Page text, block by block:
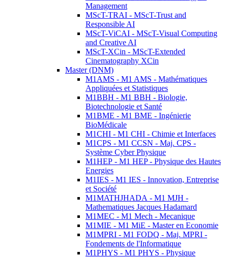
Management
MScT-TRAI - MScT-Trust and
Responsible AI
MScT-ViCAI - MScT-Visual Computing
and Creative AI
MScT-XCin - MScT-Extended
Cinematography XCin
Master (DNM)
M1AMS - M1 AMS - Mathématiques
Appliquées et Statistiques
M1BBH - M1 BBH - Biologie,
Biotechnologie et Santé
M1BME - M1 BME - Ingénierie
BioMédicale
M1CHI - M1 CHI - Chimie et Interfaces
M1CPS - M1 CCSN - Maj. CPS -
Système Cyber Physique
M1HEP - M1 HEP - Physique des Hautes
Energies
M1IES - M1 IES - Innovation, Entreprise
et Société
M1MATHJHADA - M1 MJH -
Mathematiques Jacques Hadamard
M1MEC - M1 Mech - Mecanique
M1MIE - M1 MiE - Master en Economie
M1MPRI - M1 FODQ - Maj. MPRI -
Fondements de l'Informatique
M1PHYS - M1 PHYS - Physique